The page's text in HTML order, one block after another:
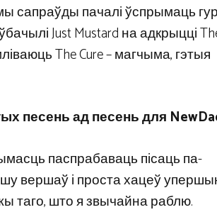
сапраўды пачалі ўспрымаць
Just Mustard на адкрыцці
The Cure – магчыма, гэтыя
песень ад песень для
паспрабаваць пісаць па-
вершаў і проста хацеў
таго, што я звычайна раблю.